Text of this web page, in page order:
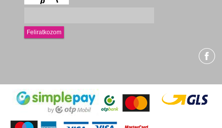
Feliratkozom
g